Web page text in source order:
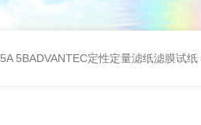
5A 5BADVANTEC定性定量滤纸滤膜试纸